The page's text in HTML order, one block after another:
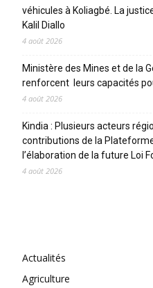
véhicules à Koliagbé. La
Kalil Diallo
4 août 2026
Ministère des Mines et de la
renforcent leurs capacités
4 août 2026
Kindia : Plusieurs acteurs
contributions de la
l’élaboration de la future Loi
4 août 2026
Actualités
Agriculture